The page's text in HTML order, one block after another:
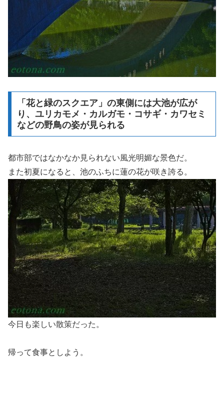
「花と緑のスクエア」の東側には大池が広が
り、ユリカモメ・カルガモ・コサギ・カワセミ
などの野鳥の姿が見られる
都市部ではなかなか見られない風光明媚な景色だ。
また初夏になると、池のふちに蓮の花が咲き誇る。
今日も楽しい散策だった。
帰って食事としよう。